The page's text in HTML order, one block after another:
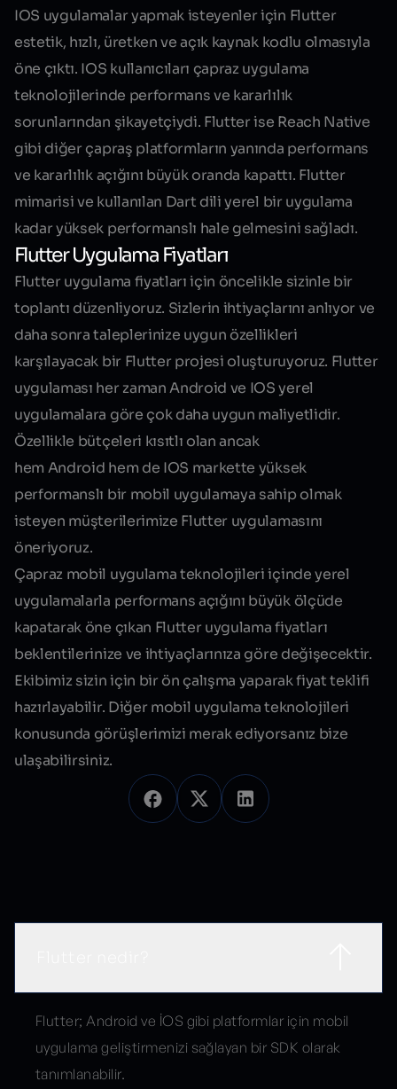
IOS uygulamalar yapmak isteyenler için Flutter
estetik, hızlı, üretken ve açık kaynak kodlu olmasıyla
öne çıktı. IOS kullanıcıları çapraz uygulama
teknolojilerinde performans ve kararlılık
sorunlarından şikayetçiydi. Flutter ise Reach Native
gibi diğer çapraş platformların yanında performans
ve kararlılık açığını büyük oranda kapattı. Flutter
mimarisi ve kullanılan Dart dili yerel bir uygulama
kadar yüksek performanslı hale gelmesini sağladı.
Flutter Uygulama Fiyatları
Flutter uygulama fiyatları için öncelikle sizinle bir
toplantı düzenliyoruz. Sizlerin ihtiyaçlarını anlıyor ve
daha sonra taleplerinize uygun özellikleri
karşılayacak bir Flutter projesi oluşturuyoruz. Flutter
uygulaması her zaman Android ve IOS yerel
uygulamalara göre çok daha uygun maliyetlidir.
Özellikle bütçeleri kısıtlı olan ancak
hem Android hem de IOS markette yüksek
performanslı bir mobil uygulamaya sahip olmak
isteyen müşterilerimize Flutter uygulamasını
öneriyoruz.
Çapraz mobil uygulama teknolojileri içinde yerel
uygulamalarla performans açığını büyük ölçüde
kapatarak öne çıkan Flutter uygulama fiyatları
beklentilerinize ve ihtiyaçlarınıza göre değişecektir.
Ekibimiz sizin için bir ön çalışma yaparak fiyat teklifi
hazırlayabilir. Diğer mobil uygulama teknolojileri
konusunda görüşlerimizi merak ediyorsanız bize
ulaşabilirsiniz.
Flutter; Android ve İOS gibi platformlar için mobil
uygulama geliştirmenizi sağlayan bir SDK olarak
tanımlanabilir.